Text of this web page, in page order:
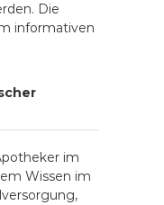
Die
informativen
im
Wissen im